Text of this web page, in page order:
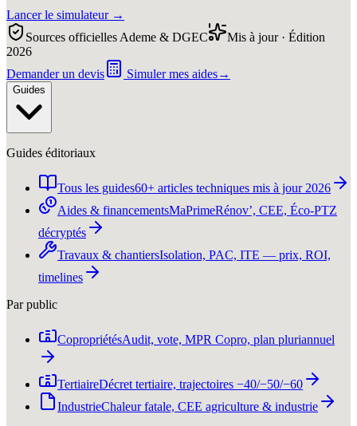
Lancer le simulateur→
Sources officielles Ademe & DGEC
Mis à jour · Édition
2026
Demander un devis
Simuler mes aides→
Guides
Guides éditoriaux
Tous les guides60+ articles techniques mis à jour 2026
Aides & financementsMaPrimeRénov’, CEE, Éco-PTZ
décryptés
Travaux & chantiersIsolation, PAC, ITE — prix, ROI,
timelines
Par public
CopropriétésAudit, vote, MPR Copro, plan pluriannuel
TertiaireDécret tertiaire, trajectoires −40/−50/−60
IndustrieChaleur fatale, CEE agriculture & industrie